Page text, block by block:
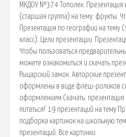
МКДОУ №374 Тополек. Презентация
(старшая группа) на тему: фрукты.
Презентация по географии на тему
класс). Цели презентации.
Чтобы пользоваться
можете ознакомиться и скачать
Рыцарский замок. Авторские
оформлены в виде флеш-роликов
оформлением Скачать: презентация
питаться!' 19 презентаций на тему
подборка картинок на школьную
презентаций. Все картинки.